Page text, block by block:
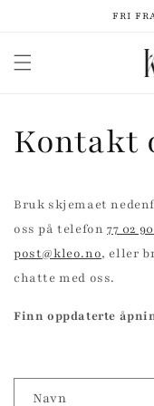
FRI
Kontakt
Bruk skjemaet
oss på telefon 77 02
post@kleo.no, eller
chatte med oss.
Finn oppdaterte
Navn